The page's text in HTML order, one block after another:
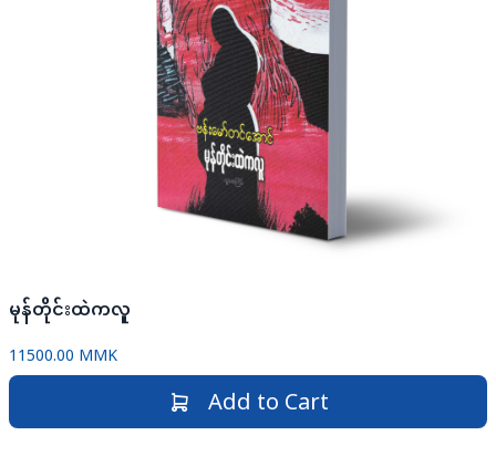
မုန်တိုင်းထဲကလူ
11500.00 MMK
Add to Cart